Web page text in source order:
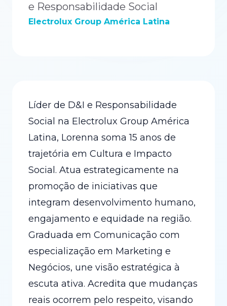
e Responsabilidade Social
Electrolux Group América Latina
Líder de D&I e Responsabilidade
Social na Electrolux Group América
Latina, Lorenna soma 15 anos de
trajetória em Cultura e Impacto
Social. Atua estrategicamente na
promoção de iniciativas que
integram desenvolvimento humano,
engajamento e equidade na região.
Graduada em Comunicação com
especialização em Marketing e
Negócios, une visão estratégica à
escuta ativa. Acredita que mudanças
reais ocorrem pelo respeito, visando